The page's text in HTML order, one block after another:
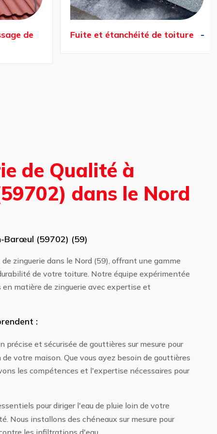
de
Fuite et étanchéité de toiture
de Qualité à
dans le Nord
Barœul (59702) (59)
zinguerie dans le Nord (59), offrant une gamme
de votre toiture. Notre équipe expérimentée
matière de zinguerie avec expertise et
:
précise et sécurisée de gouttières sur mesure pour
votre maison. Que vous ayez besoin de gouttières
les compétences et l'expertise nécessaires pour
pour diriger l'eau de pluie loin de votre
Nous installons des chéneaux sur mesure pour